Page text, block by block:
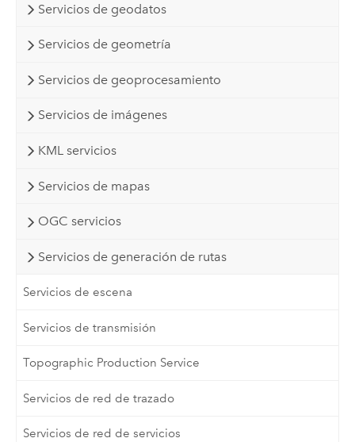
Servicios de geodatos
Servicios de geometría
Servicios de geoprocesamiento
Servicios de imágenes
KML servicios
Servicios de mapas
OGC servicios
Servicios de generación de rutas
Servicios de escena
Servicios de transmisión
Topographic Production Service
Servicios de red de trazado
Servicios de red de servicios